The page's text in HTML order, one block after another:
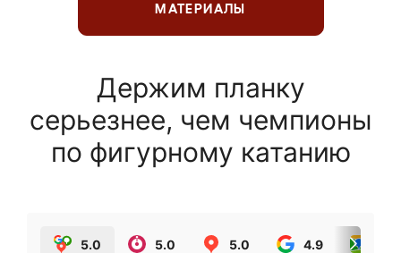
МАТЕРИАЛЫ
Держим планку
серьезнее, чем чемпионы
по фигурному катанию
5.0 5.0 5.0 4.9